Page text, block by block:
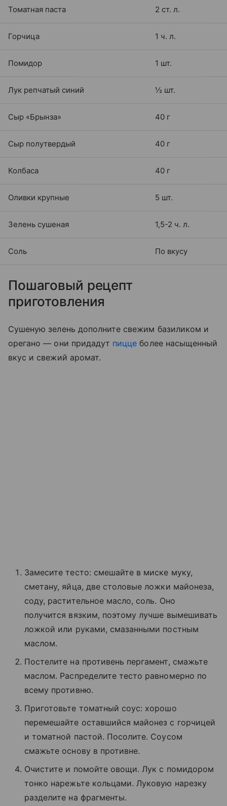
Томатная паста 2 ст. л.
Горчица 1 ч. л.
Помидор 1 шт.
Лук репчатый синий ½ шт.
Сыр «Брынза» 40 г
Сыр полутвердый 40 г
Колбаса 40 г
Оливки крупные 5 шт.
Зелень сушеная 1,5-2 ч. л.
Соль По вкусу
Пошаговый рецепт
приготовления
Сушеную зелень дополните свежим базиликом и
орегано — они придадут пицце более насыщенный
вкус и свежий аромат.
Замесите тесто: смешайте в миске муку,
сметану, яйца, две столовые ложки майонеза,
соду, растительное масло, соль. Оно
получится вязким, поэтому лучше вымешивать
ложкой или руками, смазанными постным
маслом.
Постелите на противень пергамент, смажьте
маслом. Распределите тесто равномерно по
всему противню.
Приготовьте томатный соус: хорошо
перемешайте оставшийся майонез с горчицей
и томатной пастой. Посолите. Соусом
смажьте основу в противне.
Очистите и помойте овощи. Лук с помидором
тонко нарежьте кольцами. Луковую нарезку
разделите на фрагменты.